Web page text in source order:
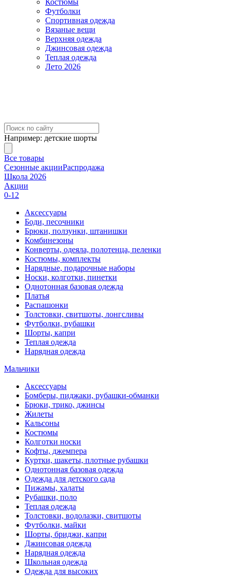
Футболки
Спортивная одежда
Вязаные вещи
Верхняя одежда
Джинсовая одежда
Теплая одежда
Лето 2026
Например: детские шорты
Все товары
Сезонные акцииРаспродажа
Школа 2026
Акции
0-12
Аксессуары
Боди, песочники
Брюки, ползунки, штанишки
Комбинезоны
Конверты, одеяла, полотенца, пеленки
Костюмы, комплекты
Нарядные, подарочные наборы
Носки, колготки, пинетки
Однотонная базовая одежда
Платья
Распашонки
Толстовки, свитшоты, лонгсливы
Футболки, рубашки
Шорты, капри
Теплая одежда
Нарядная одежда
Мальчики
Аксессуары
Бомберы, пиджаки, рубашки-обманки
Брюки, трико, джинсы
Жилеты
Кальсоны
Костюмы
Колготки носки
Кофты, джемпера
Куртки, шакеты, плотные рубашки
Однотонная базовая одежда
Одежда для детского сада
Пижамы, халаты
Рубашки, поло
Теплая одежда
Толстовки, водолазки, свитшоты
Футболки, майки
Шорты, бриджи, капри
Джинсовая одежда
Нарядная одежда
Школьная одежда
Одежда для высоких